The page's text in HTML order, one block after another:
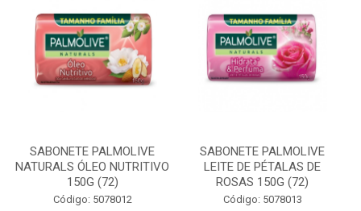
SABONETE PALMOLIVE
NATURALS ÓLEO NUTRITIVO
150G (72)
Código: 5078012
SABONETE PALMOLIVE
LEITE DE PÉTALAS DE
ROSAS 150G (72)
Código: 5078013